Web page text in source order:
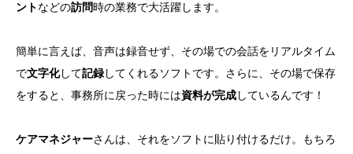
ントなどの訪問時の業務で大活躍します。
簡単に言えば、音声は録音せず、その場での会話をリアルタイム
で文字化して記録してくれるソフトです。さらに、その場で保存
をすると、事務所に戻った時には資料が完成しているんです！
ケアマネジャーさんは、それをソフトに貼り付けるだけ。もちろ